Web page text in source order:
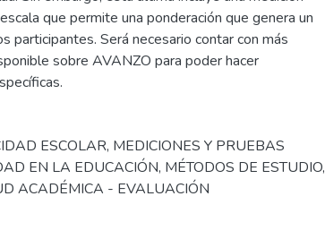
que permite una ponderación que genera un
participantes. Será necesario contar con más
sobre AVANZO para poder hacer
ESCOLAR, MEDICIONES Y PRUEBAS
EN LA EDUCACIÓN, MÉTODOS DE ESTUDIO,
ACADÉMICA - EVALUACIÓN